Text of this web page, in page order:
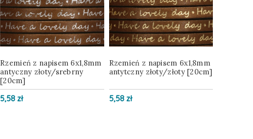
Rzemień z napisem 6x1,8mm
antyczny złoty/srebrny
[20cm]
5,58 zł
Rzemień z napisem 6x1,8mm
antytczny złoty/złoty [20cm]
5,58 zł